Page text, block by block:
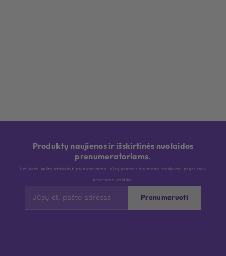
Produktų naujienos ir išskirtinės nuolaidos
prenumeratoriams.
Bet kada galite atsisakyti prenumeratos. Jūsų asmens duomenis tvarkome pagal savo
privatumo politiką
Prenumeruoti